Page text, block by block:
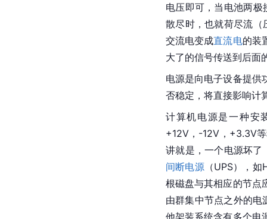
电压即可，当电池两
散尽时，也就荷尽流（
交流电变成直流电的装
大了的信号传送到后面
电源是向电子设备提供
否稳定，将直接影响计
计算机电源是一种安
+12V，-12V，+3.3V
讲就是，一个电源坏了
间断电源（UPS），如
根磁盘与其相应的节点
由群集中节点之外的
他架装系统含有多个电